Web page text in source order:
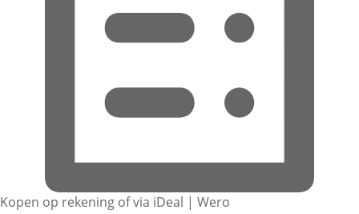
Kopen op rekening of via iDeal | Wero